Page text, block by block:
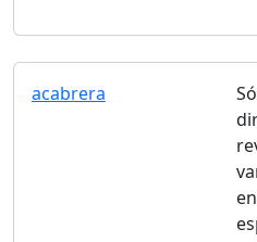
acabrera